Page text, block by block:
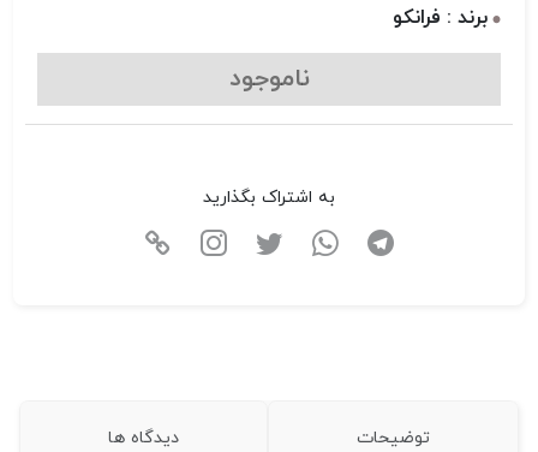
برند : فرانکو
ناموجود
به اشتراک بگذارید
توضیحات دیدگاه ها